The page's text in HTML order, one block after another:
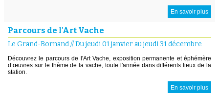
En savoir plus
Parcours de l'Art Vache
Le Grand-Bornand//Du jeudi 01 janvier au jeudi 31 décembre
Découvrez le parcours de l'Art Vache, exposition permanente et éphémère
d’œuvres sur le thème de la vache, toute l'année dans différents lieux de la
station.
En savoir plus